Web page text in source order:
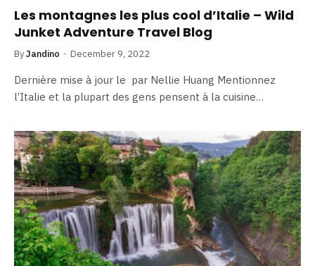
Les montagnes les plus cool d’Italie – Wild
Junket Adventure Travel Blog
ByJandino December 9, 2022
Dernière mise à jour le par Nellie Huang Mentionnez
l’Italie et la plupart des gens pensent à la cuisine…